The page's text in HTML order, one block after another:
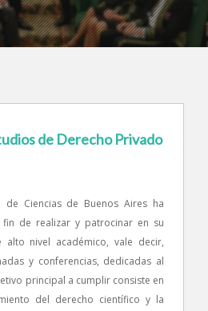
de Derecho Privado
de Ciencias de Buenos Aires ha
de realizar y patrocinar en su
alto nivel académico, vale decir,
y conferencias, dedicadas al
principal a cumplir consiste en
del derecho científico y la